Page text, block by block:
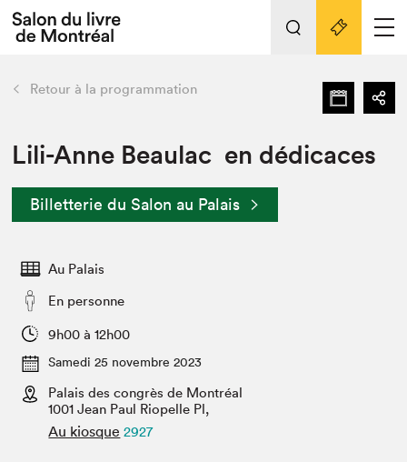
Espace exposant⋅e⋅s
Espace enseignant·e·s
Espace médias
L'événement
Préparer sa visite au Salon
Actualités
SLM PRO
retour Nos activités
Préparer sa visite
Salon dans la ville et en ligne
Projets partenaires
Liens pratiques
Retour à la programmation
Lili-Anne Beaulac en dédicaces
Billetterie du Salon au Palais
Au Palais
En personne
9h00 à 12h00
Samedi 25 novembre 2023
Palais des congrès de Montréal
1001 Jean Paul Riopelle Pl,
Au kiosque 2927